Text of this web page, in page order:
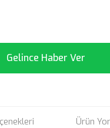
Gelince Haber Ver
Ürün